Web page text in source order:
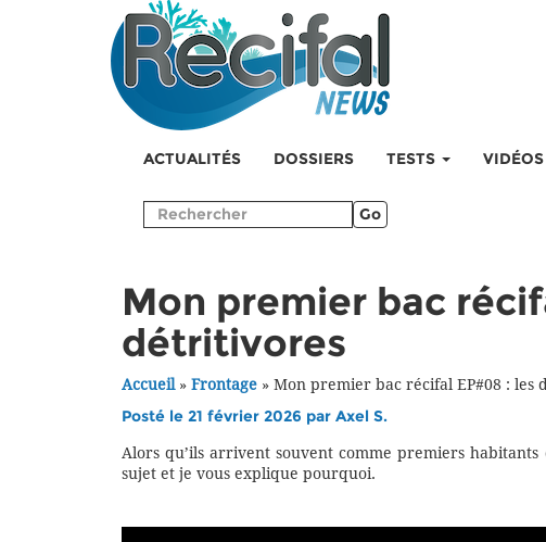
ACTUALITÉS DOSSIERS TESTS VIDÉOS
Go
Mon premier bac
détritivores
Accueil» Frontage » Mon premier bac récifal EP#08 : les
Posté le 21 février 2026 par Axel S.
Alors qu’ils arrivent souvent comme premiers
sujet et je vous explique pourquoi.